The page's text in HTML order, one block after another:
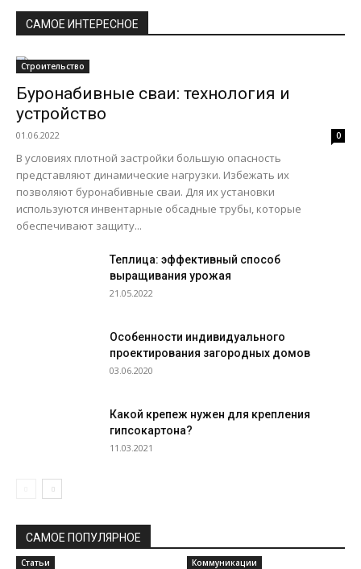
САМОЕ ИНТЕРЕСНОЕ
Строительство
Буронабивные сваи: технология и
устройство
01.06.2022 0
В условиях плотной застройки большую опасность
представляют динамические нагрузки. Избежать их
позволяют буронабивные сваи. Для их установки
используются инвентарные обсадные трубы, которые
обеспечивают защиту...
Теплица: эффективный способ
выращивания урожая
21.05.2022
Особенности индивидуального
проектирования загородных домов
03.06.2020
Какой крепеж нужен для крепления
гипсокартона?
11.03.2021
САМОЕ ПОПУЛЯРНОЕ
Статьи Коммуникации